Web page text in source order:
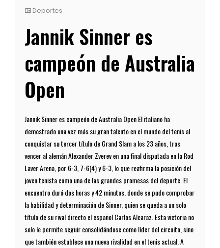
Deportes
Jannik Sinner es
campeón de Australia
Open
Jannik Sinner es campeón de Australia Open El italiano ha
demostrado una vez más su gran talento en el mundo del tenis al
conquistar su tercer título de Grand Slam a los 23 años, tras
vencer al alemán Alexander Zverev en una final disputada en la Rod
Laver Arena, por 6-3, 7-6(4) y 6-3, lo que reafirma la posición del
joven tenista como una de las grandes promesas del deporte. El
encuentro duró dos horas y 42 minutos, donde se pudo comprobar
la habilidad y determinación de Sinner, quien se queda a un solo
título de su rival directo el español Carlos Alcaraz. Esta victoria no
solo le permite seguir consolidándose como líder del circuito, sino
que también establece una nueva rivalidad en el tenis actual. A